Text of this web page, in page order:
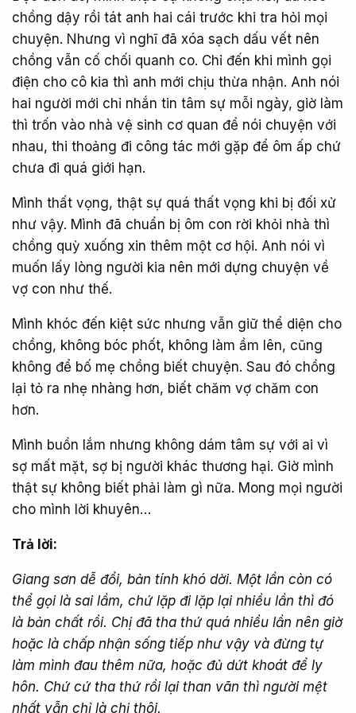
chồng dậy rồi tát anh hai cái trước khi tra hỏi mọi
chuyện. Nhưng vì nghĩ đã xóa sạch dấu vết nên
chồng vẫn cố chối quanh co. Chỉ đến khi mình gọi
điện cho cô kia thì anh mới chịu thừa nhận. Anh nói
hai người mới chỉ nhắn tin tâm sự mỗi ngày, giờ làm
thì trốn vào nhà vệ sinh cơ quan để nói chuyện với
nhau, thi thoảng đi công tác mới gặp để ôm ấp chứ
chưa đi quá giới hạn.
Mình thất vọng, thật sự quá thất vọng khi bị đối xử
như vậy. Mình đã chuẩn bị ôm con rời khỏi nhà thì
chồng quỳ xuống xin thêm một cơ hội. Anh nói vì
muốn lấy lòng người kia nên mới dựng chuyện về
vợ con như thế.
Mình khóc đến kiệt sức nhưng vẫn giữ thể diện cho
chồng, không bóc phốt, không làm ầm lên, cũng
không để bố mẹ chồng biết chuyện. Sau đó chồng
lại tỏ ra nhẹ nhàng hơn, biết chăm vợ chăm con
hơn.
Mình buồn lắm nhưng không dám tâm sự với ai vì
sợ mất mặt, sợ bị người khác thương hại. Giờ mình
thật sự không biết phải làm gì nữa. Mong mọi người
cho mình lời khuyên…
Trả lời:
Giang sơn dễ đổi, bản tính khó dời. Một lần còn có
thể gọi là sai lầm, chứ lặp đi lặp lại nhiều lần thì đó
là bản chất rồi. Chị đã tha thứ quá nhiều lần nên giờ
hoặc là chấp nhận sống tiếp như vậy và đừng tự
làm mình đau thêm nữa, hoặc đủ dứt khoát để ly
hôn. Chứ cứ tha thứ rồi lại than vãn thì người mệt
nhất vẫn chỉ là chị thôi.